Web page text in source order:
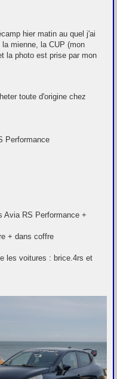
hier matin au quel j'ai
mienne, la CUP (mon
la photo est prise par mon
toute d'origine chez
Performance
Avia RS Performance +
+ dans coffre
les voitures : brice.4rs et